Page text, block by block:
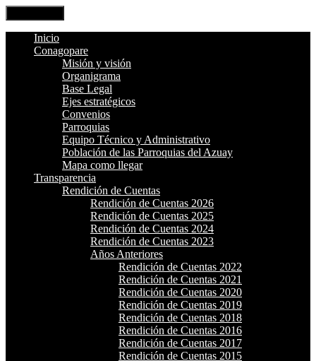
Inicio
Conagopare
Misión y visión
Organigrama
Base Legal
Ejes estratégicos
Convenios
Parroquias
Equipo Técnico y Administrativo
Población de las Parroquias del Azuay
Mapa como llegar
Transparencia
Rendición de Cuentas
Rendición de Cuentas 2026
Rendición de Cuentas 2025
Rendición de Cuentas 2024
Rendición de Cuentas 2023
Años Anteriores
Rendición de Cuentas 2022
Rendición de Cuentas 2021
Rendición de Cuentas 2020
Rendición de Cuentas 2019
Rendición de Cuentas 2018
Rendición de Cuentas 2016
Rendición de Cuentas 2017
Rendición de Cuentas 2015